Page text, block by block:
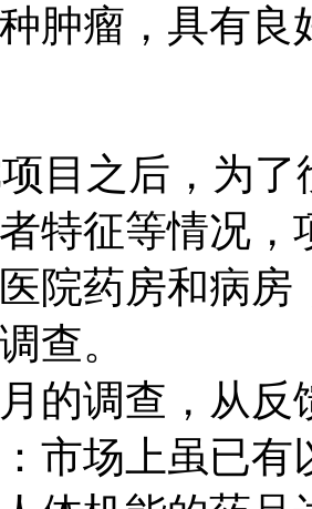
肿瘤，具有良
目之后，为
特征等情况
院药房和病
查。
的调查，从
市场上虽已